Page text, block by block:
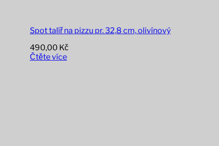
Spot talíř na pizzu pr. 32,8 cm, olivínový
490,00 Kč
Čtěte více